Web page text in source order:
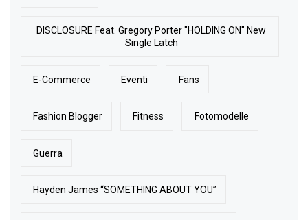
DISCLOSURE Feat. Gregory Porter "HOLDING ON" New
Single Latch
E-Commerce Eventi Fans
Fashion Blogger Fitness Fotomodelle
Guerra
Hayden James “SOMETHING ABOUT YOU”